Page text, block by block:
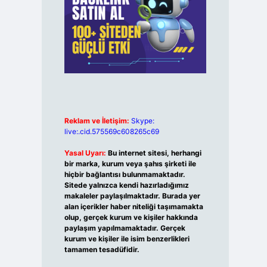
Reklam ve İletişim: Skype:
live:.cid.575569c608265c69
Yasal Uyarı: Bu internet sitesi, herhangi
bir marka, kurum veya şahıs şirketi ile
hiçbir bağlantısı bulunmamaktadır.
Sitede yalnızca kendi hazırladığımız
makaleler paylaşılmaktadır. Burada yer
alan içerikler haber niteliği taşımamakta
olup, gerçek kurum ve kişiler hakkında
paylaşım yapılmamaktadır. Gerçek
kurum ve kişiler ile isim benzerlikleri
tamamen tesadüfidir.